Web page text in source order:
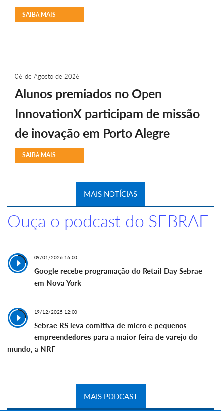
SAIBA MAIS
06 de Agosto de 2026
Alunos premiados no Open
InnovationX participam de missão
de inovação em Porto Alegre
SAIBA MAIS
MAIS NOTÍCIAS
Ouça o podcast do SEBRAE
09/01/2026 16:00
Google recebe programação do Retail Day Sebrae
em Nova York
19/12/2025 12:00
Sebrae RS leva comitiva de micro e pequenos
empreendedores para a maior feira de varejo do
mundo, a NRF
MAIS PODCAST